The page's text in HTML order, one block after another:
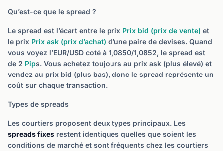
Qu’est-ce que le spread ?
Le spread est l’écart entre le prix Prix bid (prix de vente) et
le prix Prix ask (prix d’achat) d’une paire de devises. Quand
vous voyez l’EUR/USD coté à 1,0850/1,0852, le spread est
de 2 Pips. Vous achetez toujours au prix ask (plus élevé) et
vendez au prix bid (plus bas), donc le spread représente un
coût sur chaque transaction.
Types de spreads
Les courtiers proposent deux types principaux. Les
spreads fixes restent identiques quelles que soient les
conditions de marché et sont fréquents chez les courtiers